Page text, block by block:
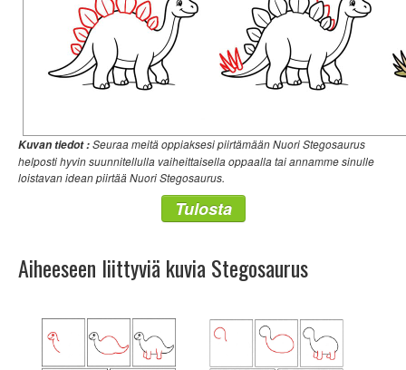
Kuvan tiedot :Seuraa meitä oppiaksesi piirtämään Nuori Stegosaurus
helposti hyvin suunnitellulla vaiheittaisella oppaalla tai annamme sinulle
loistavan idean piirtää Nuori Stegosaurus.
Tulosta
Aiheeseen liittyviä kuvia Stegosaurus